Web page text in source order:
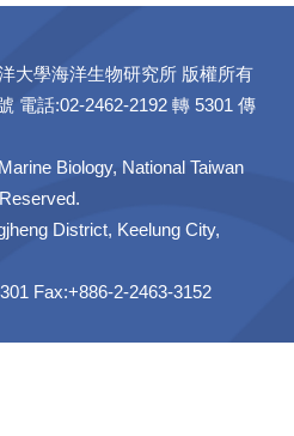
大學海洋生物研究所 版權所有
電話:02-2462-2192 轉 5301 傳
Biology, National Taiwan
District, Keelung City,
Fax:+886-2-2463-3152